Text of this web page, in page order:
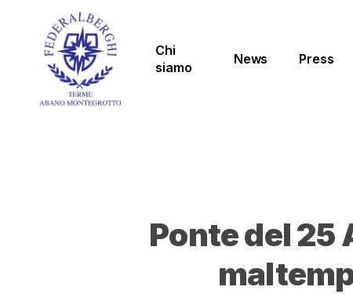
Chi
siamo
News Press
Ponte del